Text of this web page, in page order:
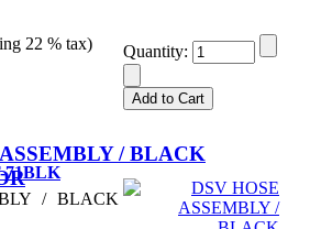
22 % tax) Quantity:
/ BLACK
71BLK
/ BLACK